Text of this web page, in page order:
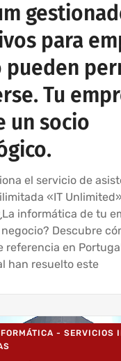
para
pueden
Tu
un socio
el servicio de
«IT
informática de tu
Descubre
referencia en
han resuelto este
- SERVICIOS